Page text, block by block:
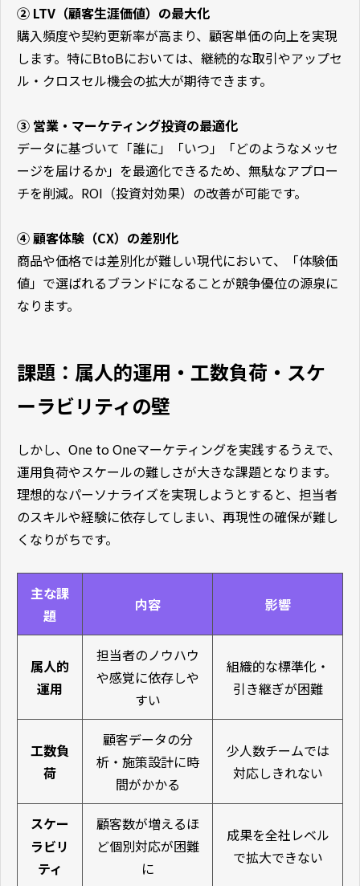
② LTV（顧客生涯価値）の最大化
購入頻度や契約更新率が高まり、顧客単価の向上を実現
します。特にBtoBにおいては、継続的な取引やアップセ
ル・クロスセル機会の拡大が期待できます。
③ 営業・マーケティング投資の最適化
データに基づいて「誰に」「いつ」「どのようなメッセ
ージを届けるか」を最適化できるため、無駄なアプロー
チを削減。ROI（投資対効果）の改善が可能です。
④ 顧客体験（CX）の差別化
商品や価格では差別化が難しい現代において、「体験価
値」で選ばれるブランドになることが競争優位の源泉に
なります。
課題：属人的運用・工数負荷・スケ
ーラビリティの壁
しかし、One to Oneマーケティングを実践するうえで、
運用負荷やスケールの難しさが大きな課題となります。
理想的なパーソナライズを実現しようとすると、担当者
のスキルや経験に依存してしまい、再現性の確保が難し
くなりがちです。
主な課
題
内容 影響
属人的
運用
担当者のノウハウ
や感覚に依存しや
すい
組織的な標準化・
引き継ぎが困難
工数負
荷
顧客データの分
析・施策設計に時
間がかかる
少人数チームでは
対応しきれない
スケー
ラビリ
ティ
顧客数が増えるほ
ど個別対応が困難
に
成果を全社レベル
で拡大できない